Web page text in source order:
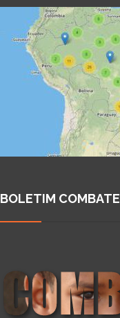
BOLETIM COMBATE